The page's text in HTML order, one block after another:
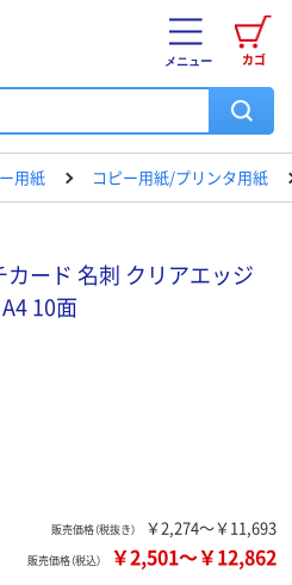
カゴ
メニュー
用紙 コピー用紙/プリンタ用紙
カード 名刺 クリアエッジ
10面
販売価格（税抜き） ￥2,274～￥11,693
販売価格（税込） ￥2,501～￥12,862